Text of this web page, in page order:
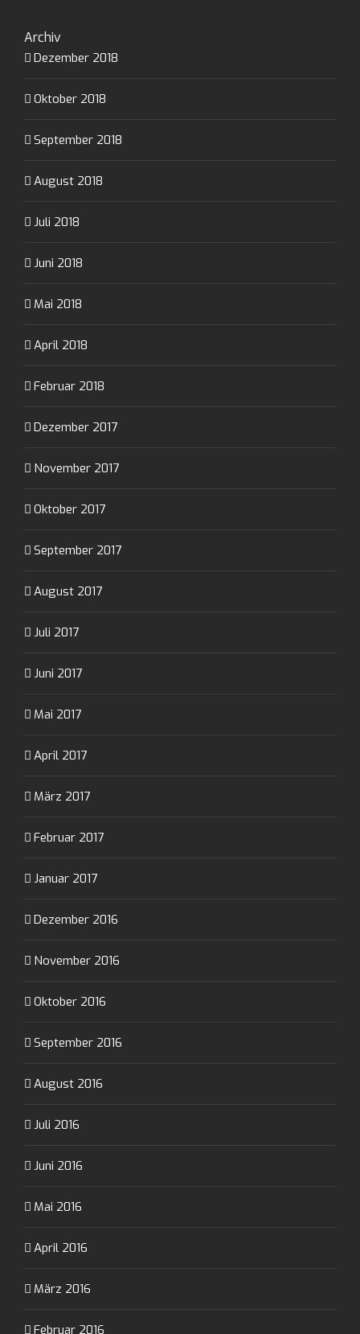
Archiv
Dezember 2018
Oktober 2018
September 2018
August 2018
Juli 2018
Juni 2018
Mai 2018
April 2018
Februar 2018
Dezember 2017
November 2017
Oktober 2017
September 2017
August 2017
Juli 2017
Juni 2017
Mai 2017
April 2017
März 2017
Februar 2017
Januar 2017
Dezember 2016
November 2016
Oktober 2016
September 2016
August 2016
Juli 2016
Juni 2016
Mai 2016
April 2016
März 2016
Februar 2016